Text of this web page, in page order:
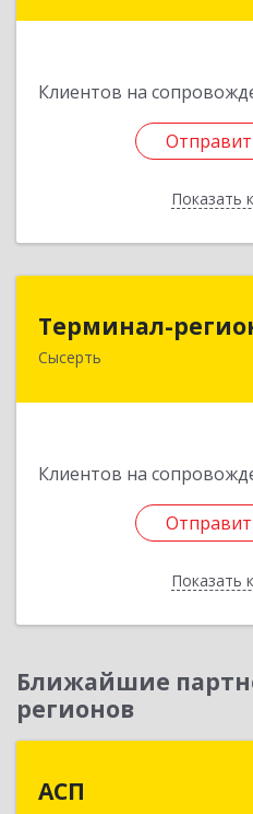
Клиентов на
Показать
Терминал-
Сысерть
Клиентов на
Показать
624022,
Ближайшие
регионов
АСП